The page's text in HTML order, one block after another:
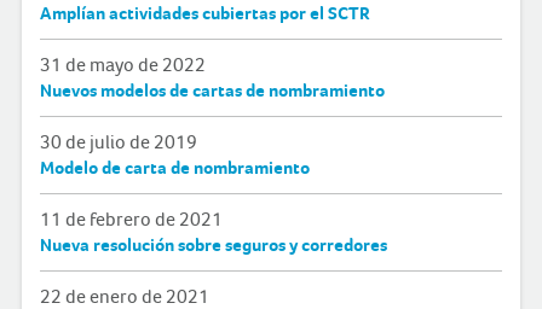
Amplían actividades cubiertas por el SCTR
31 de mayo de 2022
Nuevos modelos de cartas de nombramiento
30 de julio de 2019
Modelo de carta de nombramiento
11 de febrero de 2021
Nueva resolución sobre seguros y corredores
22 de enero de 2021